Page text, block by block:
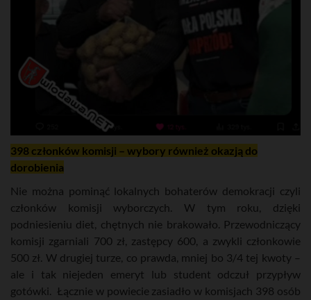
398 członków komisji – wybory również okazją do
dorobienia
Nie można pominąć lokalnych bohaterów demokracji czyli
członków komisji wyborczych. W tym roku, dzięki
podniesieniu diet, chętnych nie brakowało. Przewodniczący
komisji zgarniali 700 zł, zastępcy 600, a zwykli członkowie
500 zł. W drugiej turze, co prawda, mniej bo 3/4 tej kwoty –
ale i tak niejeden emeryt lub student odczuł przypływ
gotówki. Łącznie w powiecie zasiadło w komisjach 398 osób